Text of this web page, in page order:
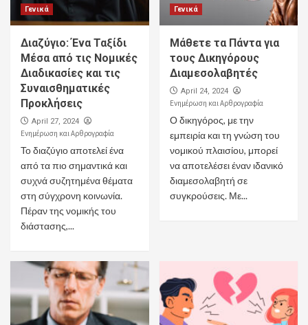
Γενικά
Διαζύγιο: Ένα Ταξίδι
Μέσα από τις Νομικές
Διαδικασίες και τις
Συναισθηματικές
Προκλήσεις
April 27, 2024
Ενημέρωση και Αρθρογραφία
Το διαζύγιο αποτελεί ένα
από τα πιο σημαντικά και
συχνά συζητημένα θέματα
στη σύγχρονη κοινωνία.
Πέραν της νομικής του
διάστασης,...
Γενικά
Μάθετε τα Πάντα για
τους Δικηγόρους
Διαμεσολαβητές
April 24, 2024
Ενημέρωση και Αρθρογραφία
Ο δικηγόρος, με την
εμπειρία και τη γνώση του
νομικού πλαισίου, μπορεί
να αποτελέσει έναν ιδανικό
διαμεσολαβητή σε
συγκρούσεις. Με...